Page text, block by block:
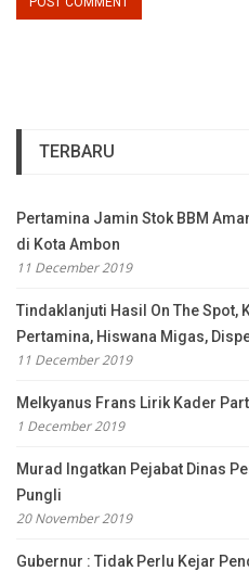
TERBARU
Pertamina Jamin Stok BBM
di Kota Ambon
11 December 2019
Tindaklanjuti Hasil On The Spot,
Pertamina, Hiswana Migas,
11 December 2019
Melkyanus Frans Lirik Kader
1 December 2019
Murad Ingatkan Pejabat Dinas
Pungli
20 November 2019
Gubernur : Tidak Perlu Kejar